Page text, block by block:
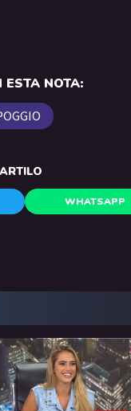
ESTA NOTA:
WHATSAPP